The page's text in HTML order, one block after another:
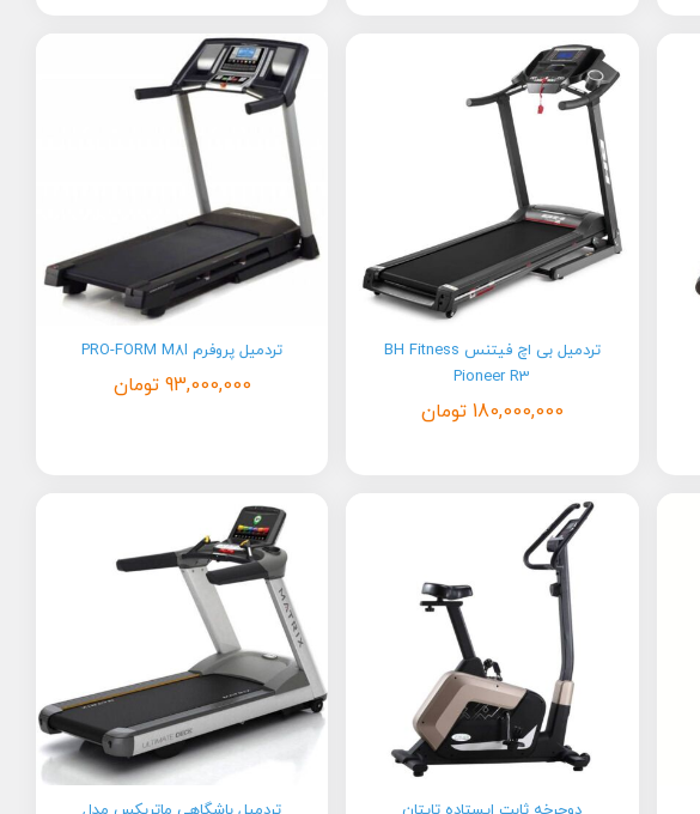
تردمیل بی اچ فیتنس BH Fitness
Pioneer R3
180,000,000 تومان
تردمیل پروفرم PRO-FORM M8I
93,000,000 تومان